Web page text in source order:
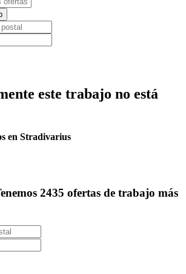
este trabajo no está
en Stradivarius
2435 ofertas de trabajo más